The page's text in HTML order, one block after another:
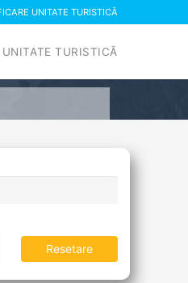
UNITATE TURISTICĂ
TURISTICĂ
Resetare